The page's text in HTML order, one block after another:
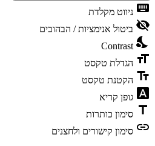
keyboard ניווט מקלדת
visibility_off ביטול אנימציות / הבהובים
nights_stay
Contrast
format_size הגדלת טקסט
text_fields הקטנת טקסט
font_download גופן קריא
title סימון כותרות
link סימון קישורים ולחצנים